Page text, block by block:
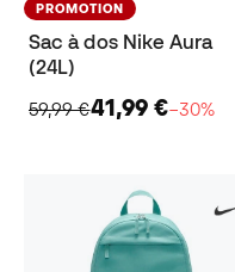
PROMOTION
Sac à dos Nike Aura
(24L)
59,99 €41,99 €−30%